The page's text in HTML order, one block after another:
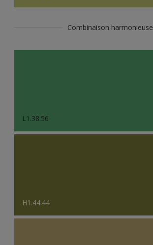
Combinaison harmonieuse
L1.38.56
H1.44.44